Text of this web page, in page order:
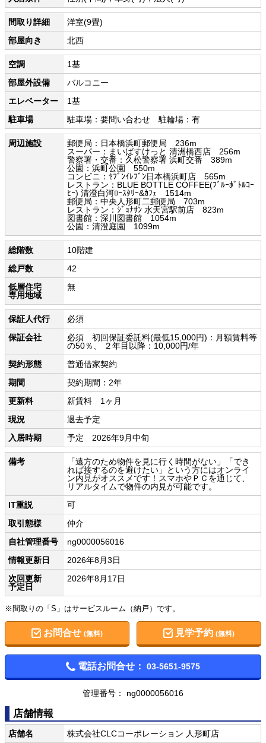
間取り詳細
洋室(9畳)
部屋向き
北西
空調
1基
部屋外設備
バルコニー
エレベーター
1基
駐車場
駐車場：要問い合わせ 駐輪場：有
周辺施設
郵便局：日本橋浜町郵便局 236m
スーパー：まいばすけっと 清洲橋西店 256m
警察署・交番：久松警察署 浜町交番 389m
公園：浜町公園 550m
コンビニ：ｾﾌﾞﾝｲﾚﾌﾞﾝ日本橋浜町店 565m
レストラン：BLUE BOTTLE COFFEE(ﾌﾞﾙｰﾎﾞﾄﾙｺｰ
ﾋｰ) 清澄白河ﾛｰｽﾀﾘｰ&ｶﾌｪ 1514m
郵便局：中央人形町二郵便局 703m
レストラン：ｼﾞｮﾅｻﾝ 水天宮駅前店 823m
図書館：深川図書館 1054m
公園：清澄庭園 1099m
総階数
10階建
総戸数
42
低層住宅
専用地域
無
保証人代行
必須
保証会社
必須 初回保証委託料(最低15,000円)：月額賃料等
の50％、 ２年目以降：10,000円/年
契約形態
普通借家契約
期間
契約期間：2年
更新料
新賃料 1ヶ月
現況
退去予定
入居時期
予定 2026年9月中旬
備考
「遠方のため物件を見に行く時間がない」「でき
れば接するのを避けたい」という方にはオンライ
ン内見がオススメです！スマホやＰＣを通じて、
リアルタイムで物件の内見が可能です。
IT重説
可
取引態様
仲介
自社管理番号
ng0000056016
情報更新日
2026年8月3日
次回更新
予定日
2026年8月17日
※間取りの「S」はサービスルーム（納戸）です。
お問合せ (無料) 見学予約(無料)
電話お問合せ： 03-5651-9575
管理番号： ng0000056016
店舗情報
店舗名 株式会社CLCコーポレーション 人形町店